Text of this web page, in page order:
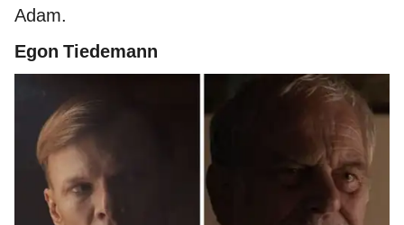
Adam.
Egon Tiedemann